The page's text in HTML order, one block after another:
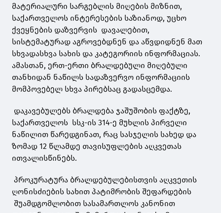
მატერიალური სარგებლის მიღების მიზნით,
საქართველოს ინტერესების საზიანოდ, უცხო
ქვეყნების დაზვერვის დავალებით,
სისტემატურად აგროვებდნენ და აწვდიდნენ მათ
სხვადასხვა სახის და კატეგორიის ინფორმაციას.
ამასთან, ერთ-ერთი ბრალდებული მიღებული
თანხიდან ნაწილს სადაზვერვო ინფორმაციის
მომპოვებელ სხვა პირებსაც გადასცემდა.
დაკავებულებს ბრალდება ჯაშუშობის ფაქტზე,
საქართველოს სსკ-ის 314-ე მუხლის პირველი
ნაწილით წარედგინათ, რაც სასჯელის სახედ და
ზომად 12 წლამდე თავისუფლების აღკვეთას
ითვალისწინებს.
პროკურატურა ბრალდებულებისთვის აღკვეთის
ღონისძიების სახით პატიმრობის შეფარდების
შუამდგომლობით სასამართლოს კანონით